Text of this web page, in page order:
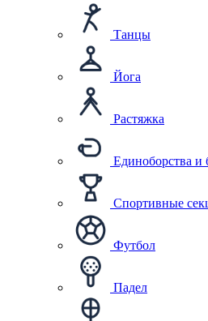
Танцы
Йога
Растяжка
Единоборства и
Спортивные
Футбол
Падел